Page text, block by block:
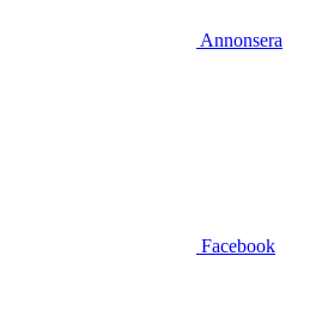
Annonsera
Facebook